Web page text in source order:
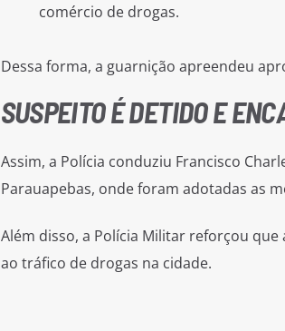
comércio de drogas.
Dessa forma, a guarnição apreendeu
SUSPEITO É DETIDO E
Assim, a Polícia conduziu Francisco
Parauapebas, onde foram adotadas as
Além disso, a Polícia Militar reforçou
ao tráfico de drogas na cidade.